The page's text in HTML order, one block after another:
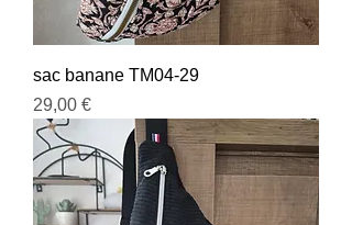
sac banane TM04-29
Prix
29,00 €